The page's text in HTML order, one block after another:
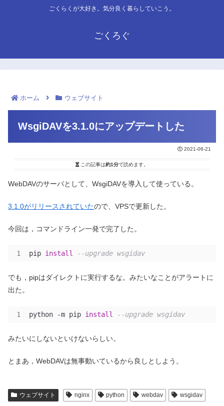
ごくらくが大好き。気分良く暮らしていこう。
ごくろぐ
ホーム ウェブサイト
WsgiDAVを3.1.0にアップデートした
2021-06-21
この記事は約1分で読めます。
WebDAVのサーバとして、WsgiDAVを導入して使っている。
3.1.0がリリースされていたので、VPSで更新した。
今回は，コマンドライン一発で完了した。
pip install --upgrade wsgidav
でも，pipはダイレクトに実行するな。みたいなことがアラートに
出た。
python -m pip install --upgrade wsgidav
みたいにしないといけないらしい。
とまあ，WebDAVは無事動いているから良しとしよう。
ウェブサイト nginx python webdav wsgidav